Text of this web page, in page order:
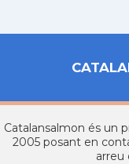
Catalansalmon és un
2005 posant en
arreu